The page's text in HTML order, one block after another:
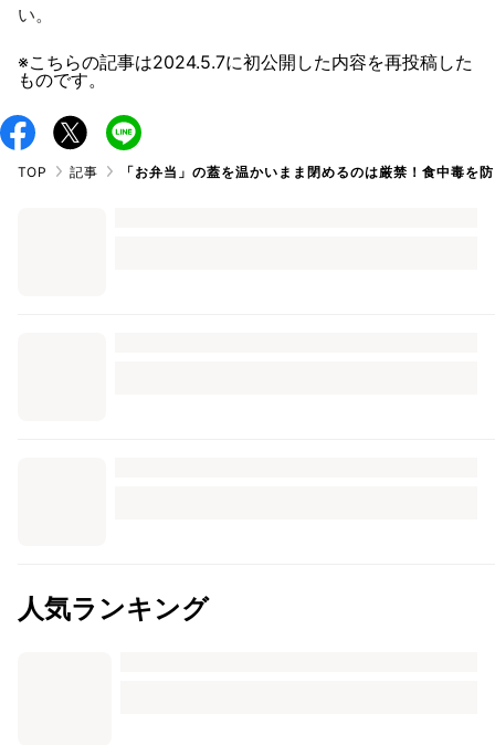
い。
※こちらの記事は2024.5.7に初公開した内容を再投稿した
ものです。
TOP 記事 「お弁当」の蓋を温かいまま閉めるのは厳禁！食中毒を
人気ランキング